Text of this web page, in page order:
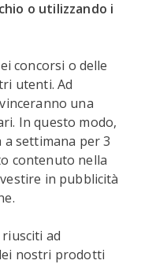
o utilizzando i
concorsi o delle
utenti. Ad
una
In questo modo,
settimana per 3
contenuto nella
in pubblicità
ad
nostri prodotti